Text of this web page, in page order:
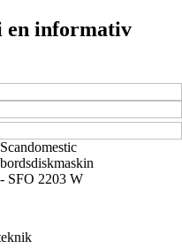
en informativ
Scandomestic
bordsdiskmaskin
- SFO 2203 W